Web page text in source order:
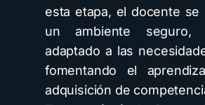
esta etapa, el docente
un ambiente seguro,
adaptado a las
fomentando el
adquisición de